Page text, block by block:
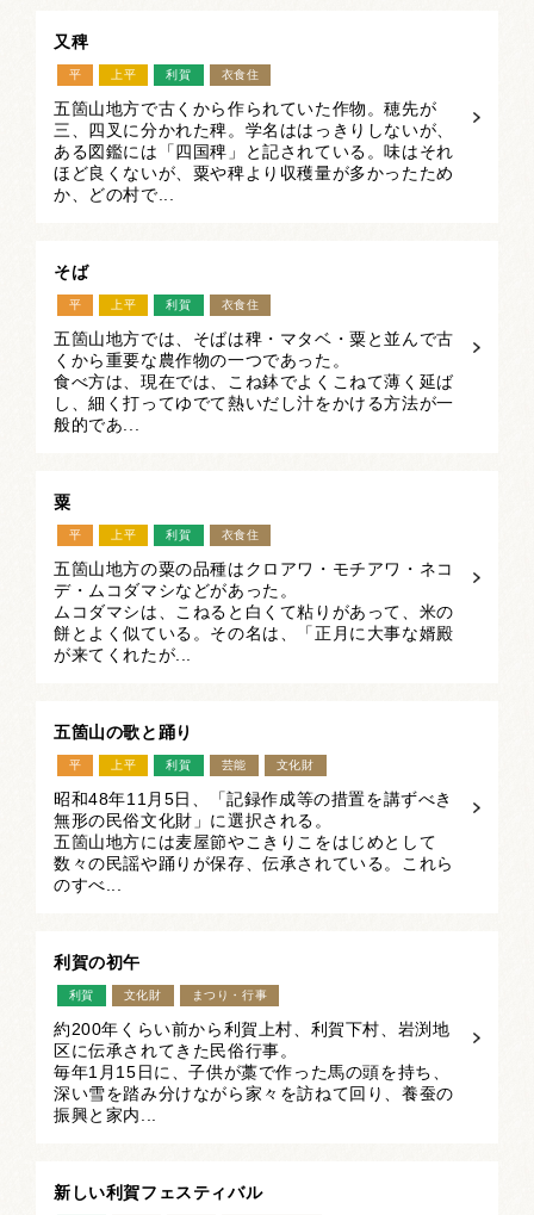
又稗
平 上平 利賀 衣食住
五箇山地方で古くから作られていた作物。穂先が
三、四叉に分かれた稗。学名ははっきりしないが、
ある図鑑には「四国稗」と記されている。味はそれ
ほど良くないが、粟や稗より収穫量が多かったため
か、どの村で...
そば
平 上平 利賀 衣食住
五箇山地方では、そばは稗・マタベ・粟と並んで古
くから重要な農作物の一つであった。
食べ方は、現在では、こね鉢でよくこねて薄く延ば
し、細く打ってゆでて熱いだし汁をかける方法が一
般的であ...
粟
平 上平 利賀 衣食住
五箇山地方の粟の品種はクロアワ・モチアワ・ネコ
デ・ムコダマシなどがあった。
ムコダマシは、こねると白くて粘りがあって、米の
餅とよく似ている。その名は、「正月に大事な婿殿
が来てくれたが...
五箇山の歌と踊り
平 上平 利賀 芸能 文化財
昭和48年11月5日、「記録作成等の措置を講ずべき
無形の民俗文化財」に選択される。
五箇山地方には麦屋節やこきりこをはじめとして
数々の民謡や踊りが保存、伝承されている。これら
のすべ...
利賀の初午
利賀 文化財 まつり・行事
約200年くらい前から利賀上村、利賀下村、岩渕地
区に伝承されてきた民俗行事。
毎年1月15日に、子供が藁で作った馬の頭を持ち、
深い雪を踏み分けながら家々を訪ねて回り、養蚕の
振興と家内...
新しい利賀フェスティバル